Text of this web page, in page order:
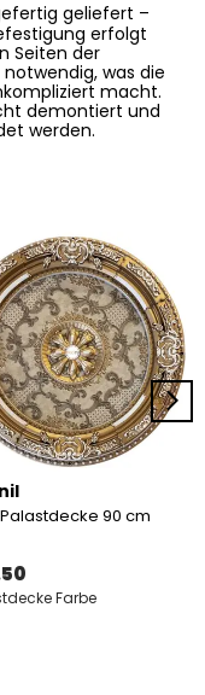
geliefert –
erfolgt
Seiten der
, was die
macht.
demontiert und
werden.
90 cm
Farbe